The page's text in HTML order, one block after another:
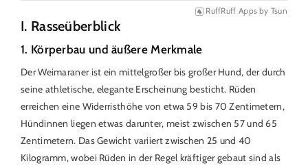
RuffRuff Apps by Tsun
I. Rasseüberblick
1. Körperbau und äußere Merkmale
Der Weimaraner ist ein mittelgroßer bis großer Hund, der durch
seine athletische, elegante Erscheinung besticht. Rüden
erreichen eine Widerristhöhe von etwa 59 bis 70 Zentimetern,
Hündinnen liegen etwas darunter, meist zwischen 57 und 65
Zentimetern. Das Gewicht variiert zwischen 25 und 40
Kilogramm, wobei Rüden in der Regel kräftiger gebaut sind als